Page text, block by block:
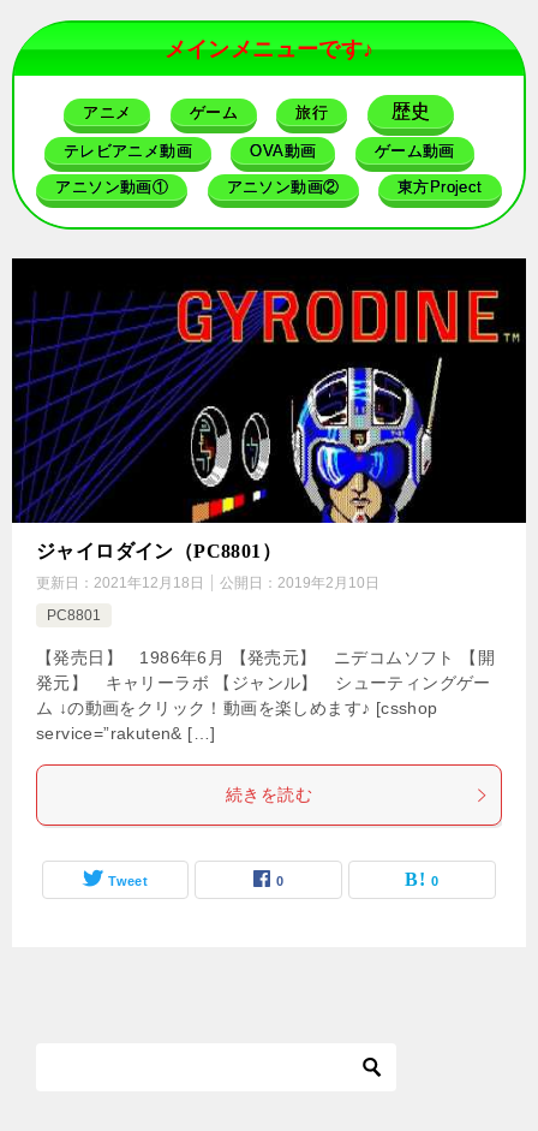
メインメニューです♪
アニメ ゲーム 旅行 歴史
テレビアニメ動画 OVA動画 ゲーム動画
アニソン動画① アニソン動画② 東方Project
ジャイロダイン（PC8801）
更新日： 2021年12月18日 公開日： 2019年2月10日
PC8801
【発売日】 1986年6月 【発売元】 ニデコムソフト 【開
発元】 キャリーラボ 【ジャンル】 シューティングゲー
ム ↓の動画をクリック！動画を楽しめます♪ [csshop
service=”rakuten& […]
続きを読む
Tweet 0 0